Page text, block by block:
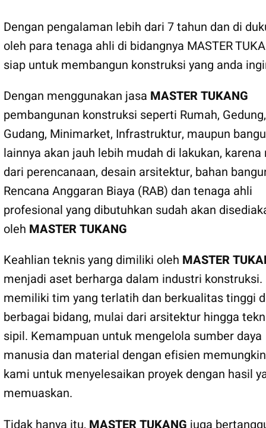
Dengan pengalaman lebih dari 7 tahun dan di
oleh para tenaga ahli di bidangnya MASTER
siap untuk membangun konstruksi yang anda
Dengan menggunakan jasa MASTER TUKANG
pembangunan konstruksi seperti Rumah, Gedung,
Gudang, Minimarket, Infrastruktur, maupun
lainnya akan jauh lebih mudah di lakukan, karena
dari perencanaan, desain arsitektur, bahan
Rencana Anggaran Biaya (RAB) dan tenaga ahli
profesional yang dibutuhkan sudah akan
oleh MASTER TUKANG
Keahlian teknis yang dimiliki oleh MASTER
menjadi aset berharga dalam industri
memiliki tim yang terlatih dan berkualitas tinggi
berbagai bidang, mulai dari arsitektur hingga
sipil. Kemampuan untuk mengelola sumber daya
manusia dan material dengan efisien
kami untuk menyelesaikan proyek dengan hasil
memuaskan.
Tidak hanya itu, MASTER TUKANG juga